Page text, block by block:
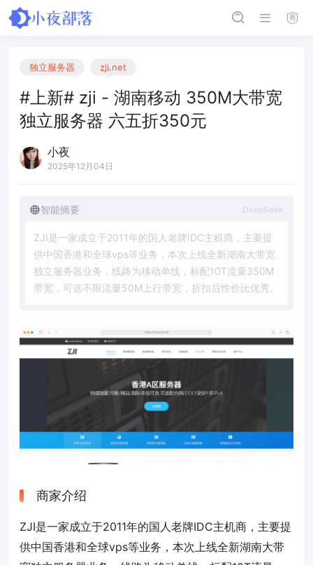
独立服务器 zji.net
#上新# zji - 湖南移动 350M大带宽
独立服务器 六五折350元
小夜
2025年12月04日
智能摘要 DeepSeek
ZJI是一家成立于2011年的国 人 老牌IDC主机 商 ， 主要提
供中国香港和全球vps等业务 ， 本次 上线全新湖南大带宽
独立服务器业务 ， 线路为移动单线 ， 标配10T流量350M
带宽 ， 可选不限流量50M 上行带宽 ， 折扣后性价比优秀
商家介绍
ZJI是一家成立于2011年的国人老牌IDC主机商，主要提
供中国香港和全球vps等业务，本次上线全新湖南大带